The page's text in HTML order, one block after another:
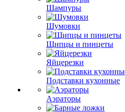
Шампуры
Шумовки
Щипцы и пинцеты
Яйцерезки
Подставки кухонные
Аэраторы